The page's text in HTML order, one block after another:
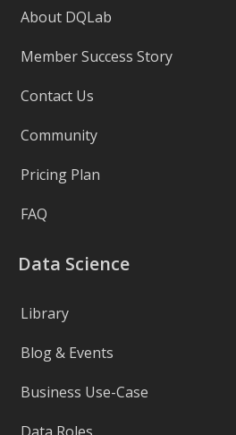
About DQLab
Member Success Story
Contact Us
Community
Pricing Plan
FAQ
Data Science
Library
Blog & Events
Business Use-Case